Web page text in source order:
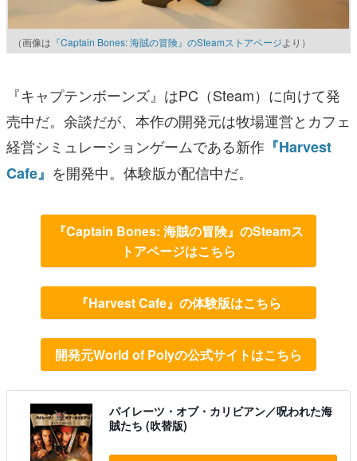
（画像は 『Captain Bones: 海賊の冒険』のSteamストアページより）
『キャプテンボーンズ』はPC（Steam）に向けて発
売中だ。余談だが、本作の開発元は牧場運営とカフェ
経営シミュレーションゲームである新作 『Harvest
Cafe』 を開発中。体験版が配信中だ。
『Captain Bones: 海賊の冒険』のSteamス
トアページはこちら
『Harvest Cafe』の体験版はこちら
開発元World of Polyの公式サイトはこちら
パイレーツ・オブ・カリビアン／呪われた海
賊たち (吹替版)